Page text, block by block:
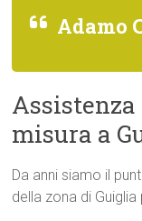
Adamo
misura a
Da anni siamo il
della zona di Guiglia